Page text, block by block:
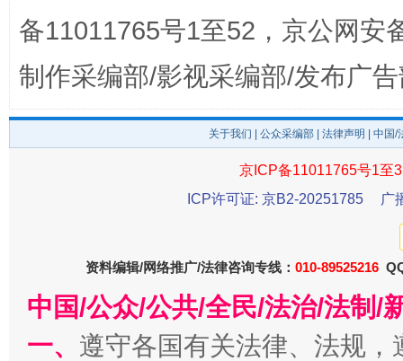
受贿1.44亿！段成刚被判无期 从幼
备11011765号1至52，京公网安
制作采编部/影视采编部/发布广
关于我们 公众采编部 法律声明 | 中国
京ICP备11011765号1至
ICP许可证: 京B2-20251785
广
资料编辑/网络推广/法律咨询专线： 010-89525216
中国/公众/公共/全民/法治/法制/
一、 遵守各国有关法律、法规